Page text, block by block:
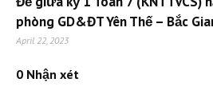
phòng GD&ĐT Yên Thế – Bắc
April 22, 2023
0 Nhận xét